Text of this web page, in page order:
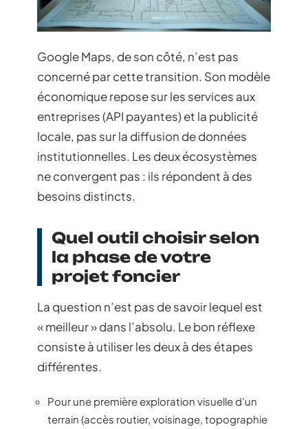
Google Maps, de son côté, n’est pas
concerné par cette transition. Son modèle
économique repose sur les services aux
entreprises (API payantes) et la publicité
locale, pas sur la diffusion de données
institutionnelles. Les deux écosystèmes
ne convergent pas : ils répondent à des
besoins distincts.
Quel outil choisir selon
la phase de votre
projet foncier
La question n’est pas de savoir lequel est
« meilleur » dans l’absolu. Le bon réflexe
consiste à utiliser les deux à des étapes
différentes.
Pour une première exploration visuelle d’un
terrain (accès routier, voisinage, topographie